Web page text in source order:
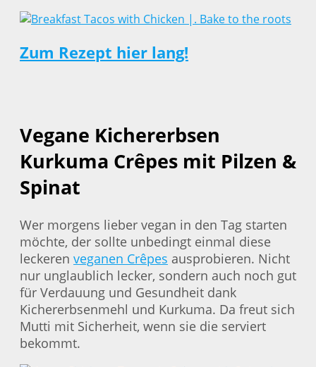
Zum Rezept hier lang!
Vegane Kichererbsen
Kurkuma Crêpes mit Pilzen &
Spinat
Wer morgens lieber vegan in den Tag starten
möchte, der sollte unbedingt einmal diese
leckeren veganen Crêpes ausprobieren. Nicht
nur unglaublich lecker, sondern auch noch gut
für Verdauung und Gesundheit dank
Kichererbsenmehl und Kurkuma. Da freut sich
Mutti mit Sicherheit, wenn sie die serviert
bekommt.